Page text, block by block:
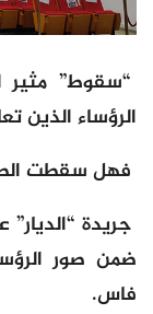
“سقوط” مثير
الرؤساء الذين
فهل سقطت
جريدة
ضمن صور
فاس.